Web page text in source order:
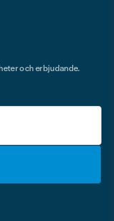
och erbjudande.